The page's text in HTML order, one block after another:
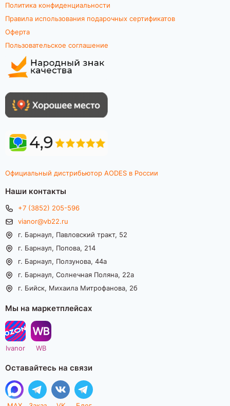
Политика конфиденциальности
Правила использования подарочных сертификатов
Оферта
Пользовательское соглашение
Официальный дистрибьютор AODES в России
Наши контакты
+7 (3852) 205-596
vianor@vb22.ru
г. Барнаул, Павловский тракт, 52
г. Барнаул, Попова, 214
г. Барнаул, Ползунова, 44а
г. Барнаул, Солнечная Поляна, 22а
г. Бийск, Михаила Митрофанова, 2б
Мы на маркетплейсах
Ivanor WB
Оставайтесь на связи